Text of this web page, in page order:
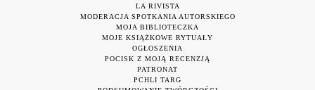
LA RIVISTA
MODERACJA SPOTKANIA AUTORSKIEGO
MOJA BIBLIOTECZKA
MOJE KSIĄŻKOWE RYTUAŁY
OGŁOSZENIA
POCISK Z MOJĄ RECENZJĄ
PATRONAT
PCHLI TARG